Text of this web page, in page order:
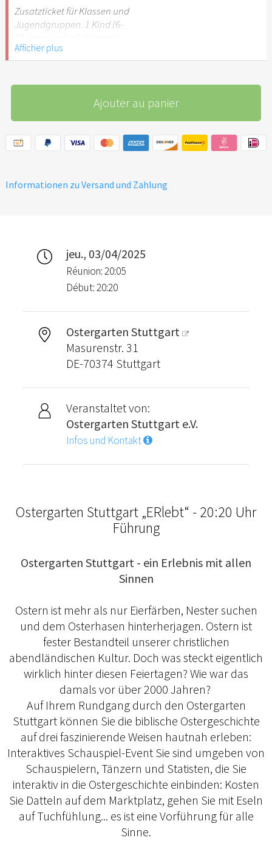
Stuttgart nicht
empfehlenswert.
Zusatzticket für Klassen und
Jugendgruppen. 1 Kind (6-
Schülerausweis.
empfehlenswert.
Afficher plus
Ajouter au panier
Informationen zu Versand und Zahlung
jeu., 03/04/2025
Réunion: 20:05
Début: 20:20
Ostergarten Stuttgart
Masurenstr. 31
DE-70374 Stuttgart
Veranstaltet von:
Ostergarten Stuttgart e.V.
Infos und Kontakt
Ostergarten Stuttgart „ERlebt“ - 20:20 Uhr
Führung
Ostergarten Stuttgart - ein Erlebnis mit allen
Sinnen
Ostern ist mehr als nur Eierfärben, Nester suchen
und dem Osterhasen hinterherjagen. Ostern ist
fester Bestandteil unserer christlichen
abendländischen Kultur. Doch was steckt eigentlich
wirklich hinter diesen Feiertagen? Wie war das
damals vor über 2000 Jahren?
Auf Ihrem Rundgang durch den Ostergarten
Stuttgart können Sie die biblische Ostergeschichte
auf drei faszinierende Weisen hautnah erleben:
Interaktives Schauspiel-Event Sie sind umgeben von
Schauspielern, Tänzern und Statisten, die Sie
interaktiv in die Ostergeschichte einbinden: Kosten
Sie Datteln auf dem Marktplatz, gehen Sie mit Eseln
auf Tuchfühlung... es ist eine Vorführung für alle
Sinne.